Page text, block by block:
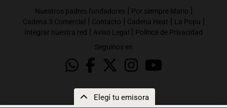
Elegí tu emisora
Nuestros padres fundadores | Por siempre Mario |
Cadena 3 Comercial | Contacto | Cadena Heat | La Popu |
Integrar nuestra red | Aviso Legal | Política de Privacidad
Seguinos en